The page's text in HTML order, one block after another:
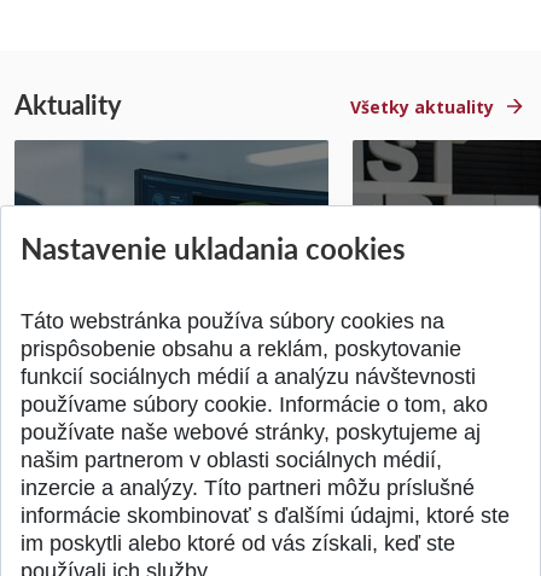
Aktuality Všetky aktuality
Europe na posilnenie
Študentský tím z
jediný zastupoval
SPÄŤ NA VRCH
Nastavenie ukladania cookies
Táto webstránka používa súbory cookies na
prispôsobenie obsahu a reklám, poskytovanie
funkcií sociálnych médií a analýzu návštevnosti
používame súbory cookie. Informácie o tom, ako
používate naše webové stránky, poskytujeme aj
našim partnerom v oblasti sociálnych médií,
inzercie a analýzy. Títo partneri môžu príslušné
informácie skombinovať s ďalšími údajmi, ktoré ste
im poskytli alebo ktoré od vás získali, keď ste
používali ich služby.